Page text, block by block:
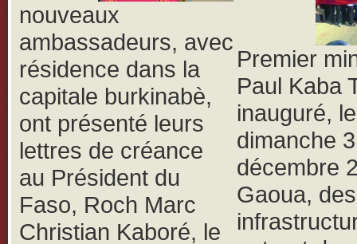
nouveaux
ambassadeurs, avec
résidence dans la
capitale burkinabè,
ont présenté leurs
lettres de créance
au Président du
Faso, Roch Marc
Christian Kaboré, le
Premier
Paul Kaba
inauguré, le
dimanche 3
décembre
Gaoua, des